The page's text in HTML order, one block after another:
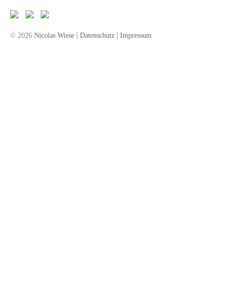
© 2026 Nicolas Wiese | Datenschutz | Impressum